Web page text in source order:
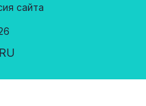
сайта
RU